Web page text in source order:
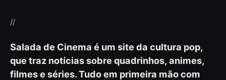
//
Salada de Cinema é um site da cultura pop,
que traz notícias sobre quadrinhos, animes,
filmes e séries. Tudo em primeira mão com